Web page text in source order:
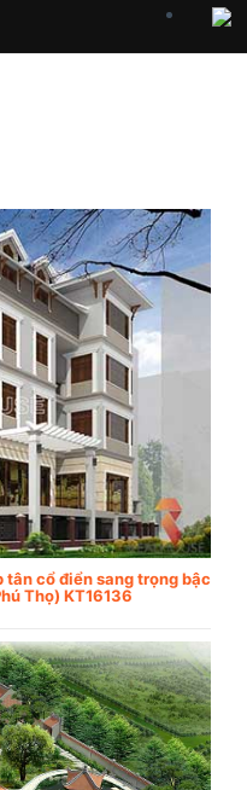
cổ điển sang trọng bậc
Thọ) KT16136